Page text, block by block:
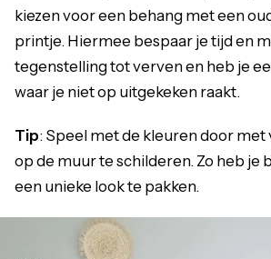
kiezen voor een behang met een
printje. Hiermee bespaar je tijd en
tegenstelling tot verven en heb je
waar je niet op uitgekeken raakt.
Tip: Speel met de kleuren door
op de muur te schilderen. Zo heb je
een unieke look te pakken.